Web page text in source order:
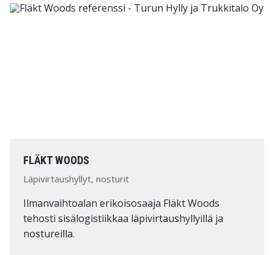
FLÄKT WOODS
Läpivirtaushyllyt, nosturit
Ilmanvaihtoalan erikoisosaaja Fläkt Woods
tehosti sisälogistiikkaa läpivirtaushyllyillä ja
nostureilla.